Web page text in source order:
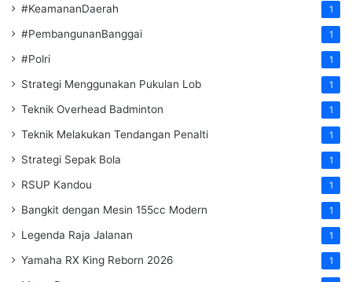
#KeamananDaerah 1
#PembangunanBanggai 1
#Polri 1
Strategi Menggunakan Pukulan Lob 1
Teknik Overhead Badminton 1
Teknik Melakukan Tendangan Penalti 1
Strategi Sepak Bola 1
RSUP Kandou 1
Bangkit dengan Mesin 155cc Modern 1
Legenda Raja Jalanan 1
Yamaha RX King Reborn 2026 1